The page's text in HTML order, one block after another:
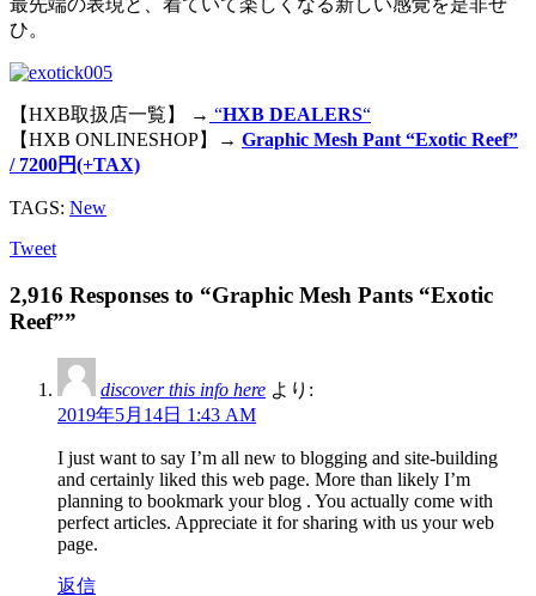
最先端の表現と、着ていて楽しくなる新しい感覚を是非ぜ
ひ。
【HXB取扱店一覧】 → “HXB DEALERS“
【HXB ONLINESHOP】→ Graphic Mesh Pant “Exotic Reef”
/ 7200円(+TAX)
TAGS: New
Tweet
2,916 Responses to “Graphic Mesh Pants “Exotic
Reef””
discover this info here より:
2019年5月14日 1:43 AM
I just want to say I’m all new to blogging and site-building
and certainly liked this web page. More than likely I’m
planning to bookmark your blog . You actually come with
perfect articles. Appreciate it for sharing with us your web
page.
返信